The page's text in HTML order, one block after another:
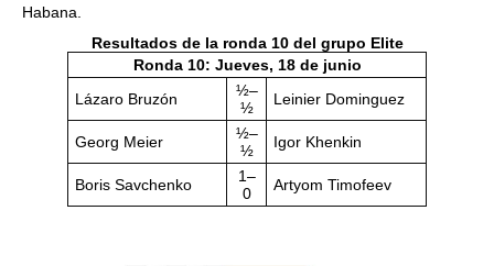
Habana.
Resultados de la ronda 10 del grupo Elite
Ronda 10: Jueves, 18 de junio
Lázaro Bruzón
½–
½
Leinier Dominguez
Georg Meier
½–
½
Igor Khenkin
Boris Savchenko
1–
0
Artyom Timofeev